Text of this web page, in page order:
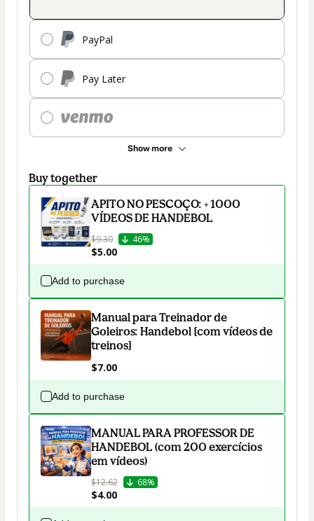
PayPal
Pay Later
Show more
Buy together
APITO NO PESCOÇO: + 1000
VÍDEOS DE HANDEBOL
$9.30 46%
$5.00
Add to purchase
Manual para Treinador de
Goleiros: Handebol [com vídeos de
treinos]
$7.00
Add to purchase
MANUAL PARA PROFESSOR DE
HANDEBOL (com 200 exercícios
em vídeos)
$12.62 68%
$4.00